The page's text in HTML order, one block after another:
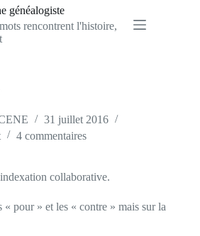
généalogiste
rencontrent l'histoire,
31 juillet 2016
4 commentaires
collaborative.
« pour » et les « contre » mais sur la